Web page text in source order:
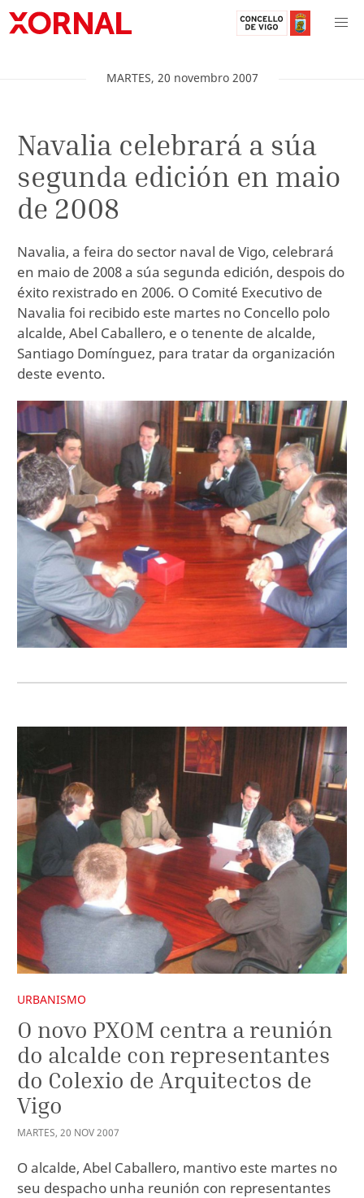
MARTES, 20 novembro 2007
Navalia celebrará a súa
segunda edición en maio
de 2008
Navalia, a feira do sector naval de Vigo, celebrará
en maio de 2008 a súa segunda edición, despois do
éxito rexistrado en 2006. O Comité Executivo de
Navalia foi recibido este martes no Concello polo
alcalde, Abel Caballero, e o tenente de alcalde,
Santiago Domínguez, para tratar da organización
deste evento.
URBANISMO
O novo PXOM centra a reunión
do alcalde con representantes
do Colexio de Arquitectos de
Vigo
MARTES, 20 NOV2007
O alcalde, Abel Caballero, mantivo este martes no
seu despacho unha reunión con representantes